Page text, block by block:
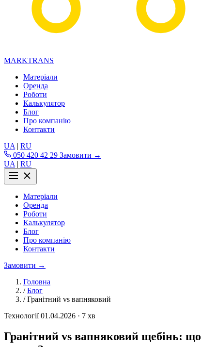
MARKTRANS
Матеріали
Оренда
Роботи
Калькулятор
Блог
Про компанію
Контакти
UA | RU
050 420 42 29 Замовити →
UA | RU
Матеріали
Оренда
Роботи
Калькулятор
Блог
Про компанію
Контакти
Замовити →
Головна
/ Блог
/ Гранітний vs вапняковий
Технології 01.04.2026 · 7 хв
Гранітний vs вапняковий щебінь: що